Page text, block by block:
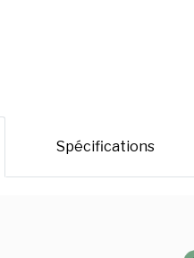
Spécifications